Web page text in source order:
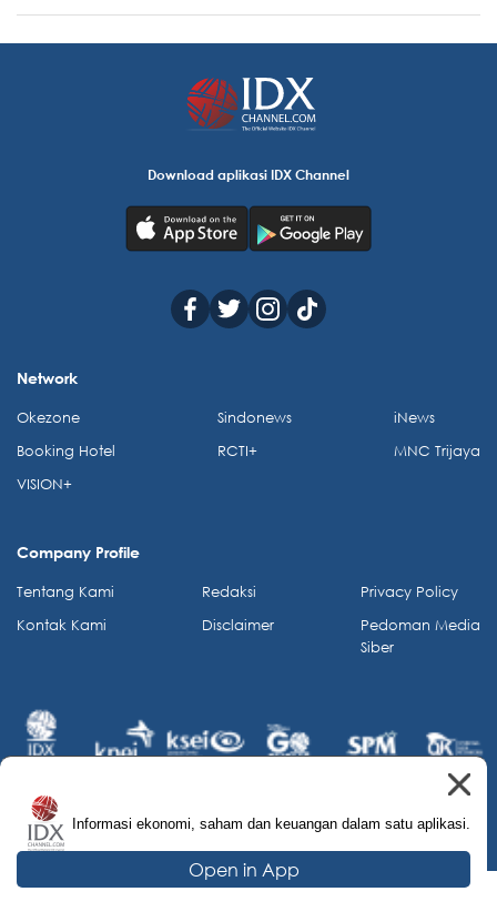
Informasi ekonomi, saham dan keuangan dalam satu aplikasi.
Open in App
Download aplikasi IDX Channel
Network
Okezone
Booking Hotel
VISION+
Sindonews
RCTI+
iNews
MNC Trijaya
Company Profile
Tentang Kami
Kontak Kami
Redaksi
Disclaimer
Privacy Policy
Pedoman Media
Siber
© 2026 IDX Channel. All Rights Reserved.